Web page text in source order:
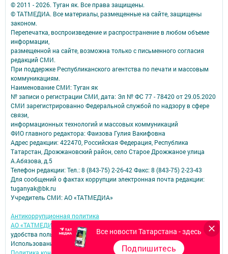
Все новости Татарстана - здесь
Подпишитесь
© 2011 - 2026. Туган як. Все права защищены.
© ТАТМЕДИА. Все материалы, размещенные на сайте, защищены
законом.
Перепечатка, воспроизведение и распространение в любом объеме
информации,
размещенной на сайте, возможна только с письменного согласия
редакций СМИ.
При поддержке Республиканского агентства по печати и массовым
коммуникациям.
Наименование СМИ: Туган як
№ записи о регистрации СМИ, дата: Эл № ФС 77 - 78420 от 29.05.2020
СМИ зарегистрированно Федеральной службой по надзору в сфере
связи,
информационных технологий и массовых коммуникаций
ФИО главного редактора: Фаизова Гулия Вакифовна
Адрес редакции: 422470, Российская Федерация, Республика
Татарстан, Дрожжановский район, село Старое Дрожжаное улица
А.Абязова, д.5
Телефон редакции: Тел.: 8 (843-75) 2-26-42 Факс: 8 (843-75) 2-23-43
Для сообщений о фактах коррупции электронная почта редакции:
tuganyak@bk.ru
Учредитель СМИ: АО «ТАТМЕДИА»
Антикоррупционная политика
АО «ТАТМЕДИА» использует «cookie»
для персонализации сервисов и
удобства пользователей сайтом.
Использование «cookie» можно отменить в настройках браузера.